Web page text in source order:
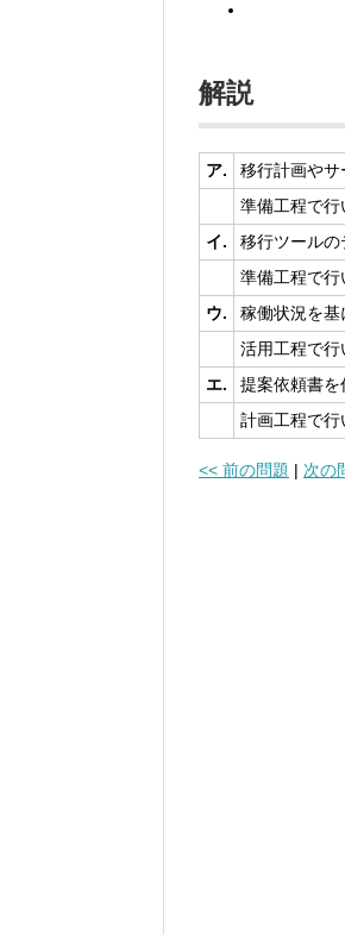
解説
ア.
移行計画やサ
準備工程で行
イ.
移行ツールの
準備工程で行
ウ.
稼働状況を基
活用工程で行
エ.
提案依頼書を
計画工程で行
<< 前の問題 | 次の